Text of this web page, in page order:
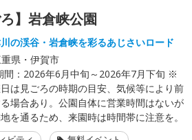
】岩倉峡公園
の渓谷・岩倉峡を彩るあじさいロード
重県・伊賀市
間： 2026年6月中旬～2026年7月下旬 ※
は見ごろの時期の目安、気候等により前
場合あり。公園自体に営業時間はないが
を通るため、来園時は時間帯に注意を。